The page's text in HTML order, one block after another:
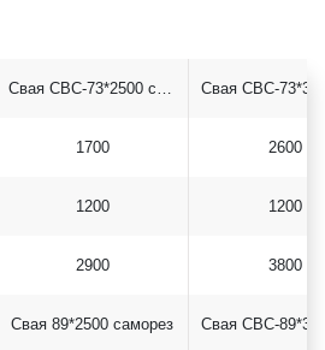
1700
1200
2900
2600
1200
3800
Свая 89*2500 саморез